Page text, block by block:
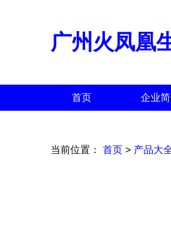
广州火凤凰
首页 企业
当前位置： 首页 > 产品大